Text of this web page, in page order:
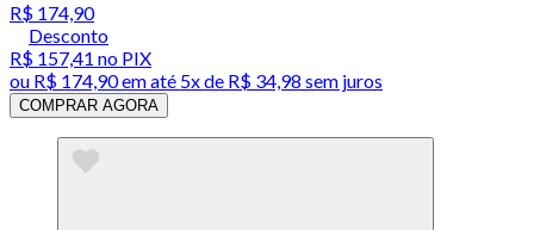
R$ 174,90
Desconto
R$ 157,41 no PIX
ou R$ 174,90em até 5x de R$ 34,98 sem juros
COMPRAR AGORA